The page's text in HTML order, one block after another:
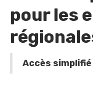
pour les
Accès simplifié